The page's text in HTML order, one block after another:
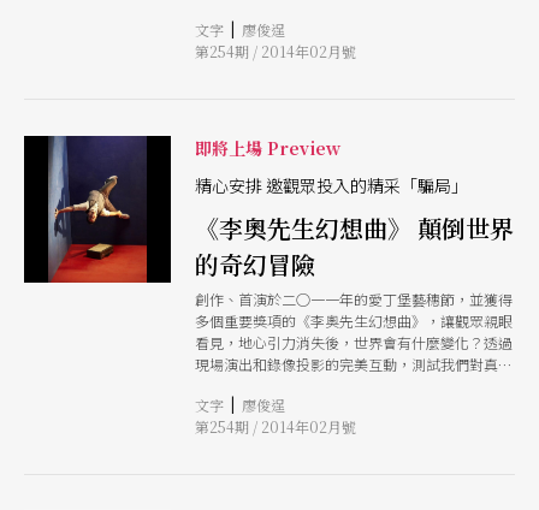
質。
文字 | 廖俊逞
第254期 / 2014年02月號
即將上場 Preview
精心安排 邀觀眾投入的精采「騙局」
《李奧先生幻想曲》 顛倒世界
的奇幻冒險
創作、首演於二○一一年的愛丁堡藝穗節，並獲得
多個重要獎項的《李奧先生幻想曲》，讓觀眾親眼
看見，地心引力消失後，世界會有什麼變化？透過
現場演出和錄像投影的完美互動，測試我們對真實
出。
文字 | 廖俊逞
第254期 / 2014年02月號